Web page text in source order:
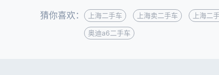
猜你喜欢： 上海二手车 上海卖二手车 上海二
奥迪a6二手车